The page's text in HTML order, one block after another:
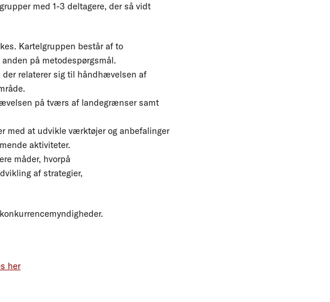
med 1-3 deltagere, der så vidt
Kartelgruppen består af to
på metodespørgsmål.
der relaterer sig til håndhævelsen af
på tværs af landegrænser samt
med at udvikle værktøjer og anbefalinger
aktiviteter.
måder, hvorpå
af strategier,
her